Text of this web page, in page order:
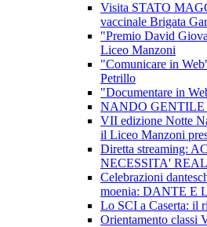
Visita STATO
vaccinale Brigata
"Premio David
Liceo Manzoni
"Comunicare in
Petrillo
"Documentare in
NANDO GENTILE
VII edizione Notte
il Liceo Manzoni
Diretta streaming:
NECESSITA'
Celebrazioni
moenia: DANTE E
Lo SCI a Caserta: il
Orientamento classi